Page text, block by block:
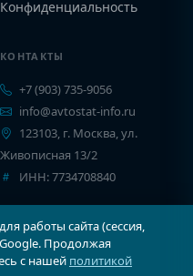
Конфиденциальность
КОНТАКТЫ
+7 (903) 735-9056
info@avtostat-info.ru
123103, г. Москва, ул.
Живописная 13/2
ИНН: 7734708840
работы сайта (сессия,
Google. Продолжая
с нашей политикой